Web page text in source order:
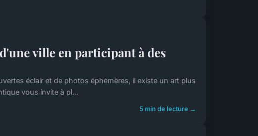
ville en participant à des
éclair et de photos éphémères, il existe un art plus
vous invite à pl...
5 min de lecture →